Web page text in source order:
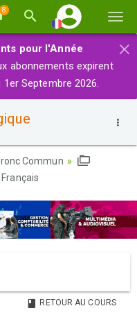
la
8
×
pour l'Année
abonnements expirent
Septembre 2026.
Commun
Français
RETOUR AU COURS